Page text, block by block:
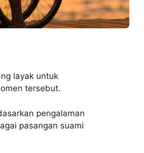
layak untuk
tersebut.
pengalaman
pasangan suami